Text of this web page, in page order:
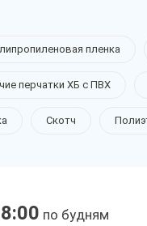
пленка
перчатки ХБ с ПВХ
Скотч
по будням